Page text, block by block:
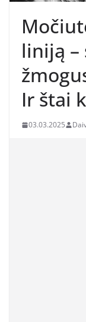
liniją –
Ir štai
03.03.2025